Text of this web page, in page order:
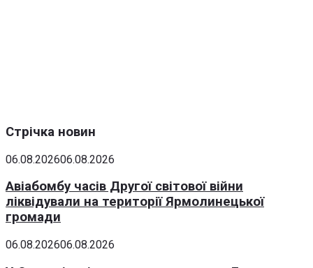
Стрічка новин
06.08.202606.08.2026
Авіабомбу часів Другої світової війни
ліквідували на території Ярмолинецької
громади
06.08.202606.08.2026